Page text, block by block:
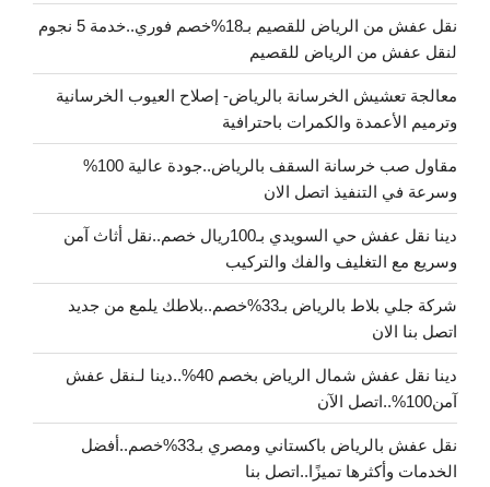
نقل عفش من الرياض للقصيم بـ18%خصم فوري..خدمة 5 نجوم
لنقل عفش من الرياض للقصيم
معالجة تعشيش الخرسانة بالرياض- إصلاح العيوب الخرسانية
وترميم الأعمدة والكمرات باحترافية
مقاول صب خرسانة السقف بالرياض..جودة عالية 100%
وسرعة في التنفيذ اتصل الان
دينا نقل عفش حي السويدي بـ100ريال خصم..نقل أثاث آمن
وسريع مع التغليف والفك والتركيب
شركة جلي بلاط بالرياض بـ33%خصم..بلاطك يلمع من جديد
اتصل بنا الان
دينا نقل عفش شمال الرياض بخصم 40%..دينا لـنقل عفش
آمن100%..اتصل الآن
نقل عفش بالرياض باكستاني ومصري بـ33%خصم..أفضل
الخدمات وأكثرها تميزًا..اتصل بنا